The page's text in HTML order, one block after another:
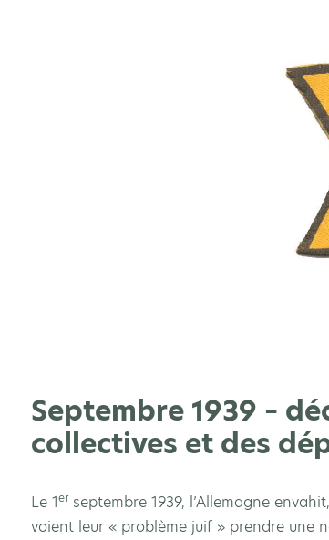
Septembre 1939 –
collectives et des
Le 1er septembre 1939, l’Allemagne
voient leur « problème juif » prendre une